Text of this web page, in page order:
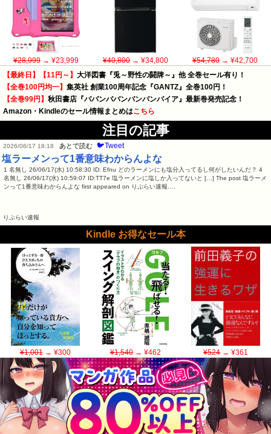
¥28,999→ ¥23,999 ¥40,800→ ¥34,800 ¥54,780→ ¥42,700
【最終日】【11円～】 大洋図書『兎～野性の闘牌～』他 全巻セール有り！
【全巻100円均一】 集英社 創業100周年記念『GANTZ』全巻100円！
【全巻99円】 秋田書店『ババンババンバンバンパイア』最新巻発売記念！
Amazon・Kindleのセール情報まとめはこちら
注目の記事
2026/06/17 18:18 あとで読む 🐦Tweet
塩ラーメンって1番意味わからんよな
1 名無し 26/06/17(水) 10:58:30 ID: Efnu どのラーメンにも塩分入ってるし何がしたいんだ？ 4
名無し 26/06/17(水) 10:59:07 ID:TT7e 塩ラーメンに塩しか入ってないと […] The post 塩ラーメ
ンって1番意味わからんよな first appeared on りぷらい速報.…
りぷらい速報
Kindle お得なセール本
¥1,001→ ¥300 ¥1,540→ ¥462 ¥524→ ¥361